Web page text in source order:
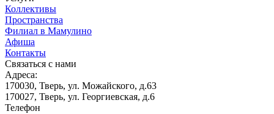
Коллективы
Пространства
Филиал в Мамулино
Афиша
Контакты
Связаться с нами
Адреса:
170030, Тверь, ул. Можайского, д.63
170027, Тверь, ул. Георгиевская, д.6
Телефон